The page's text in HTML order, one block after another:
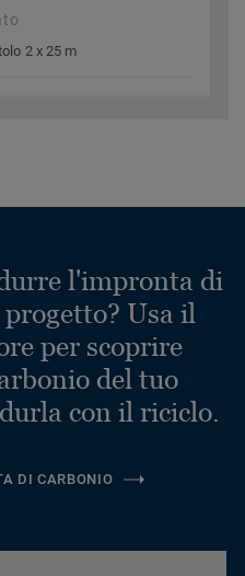
2 x 25 m
l'impronta di
Usa il
per scoprire
del tuo
con il riciclo.
DI CARBONIO